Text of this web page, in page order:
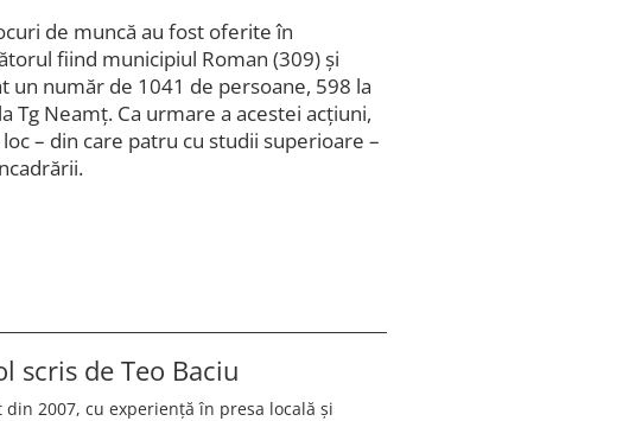
de muncă au fost oferite în
fiind municipiul Roman (309) și
un număr de 1041 de persoane, 598 la
Tg Neamț. Ca urmare a acestei acțiuni,
– din care patru cu studii superioare –
scris deTeo Baciu
din 2007, cu experiență în presa locală și